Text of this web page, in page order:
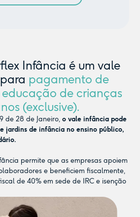
Infância é um vale
pagamento de
educação de crianças
(exclusive).
de 28 de Janeiro,o vale infância pode
jardins de infância no ensino público,
permite que as empresas apoiem
e beneficiem fiscalmente,
de 40% em sede de IRC e isenção